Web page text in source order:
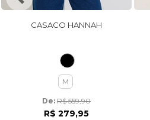
CASACO HANNAH
M
De: R$ 559,90
R$ 279,95